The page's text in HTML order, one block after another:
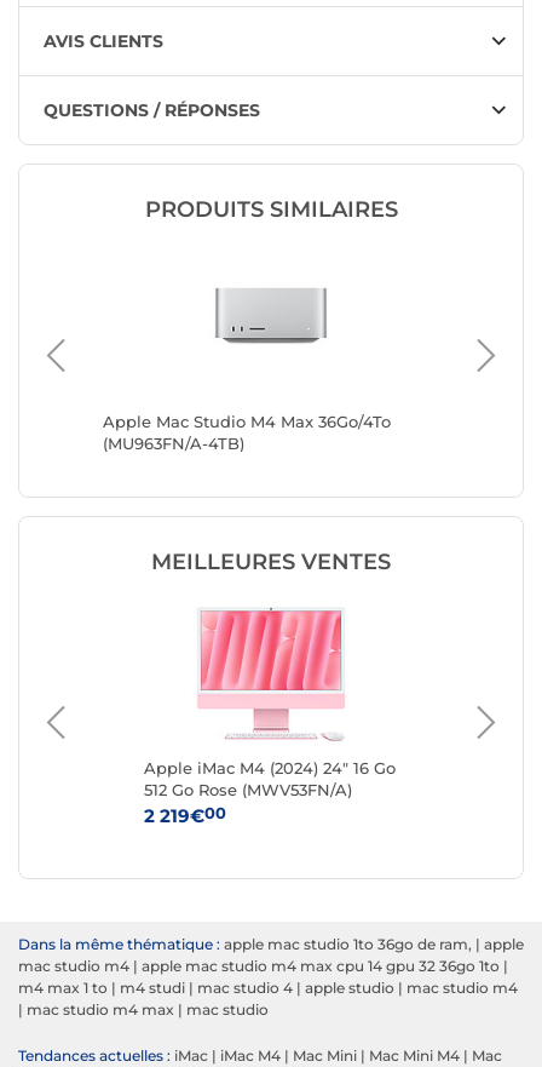
AVIS CLIENTS
QUESTIONS / RÉPONSES
PRODUITS SIMILAIRES
Apple Mac Studio M4 Max 36Go/4To
(MU963FN/A-4TB)
MEILLEURES VENTES
Apple iMac M4 (2024) 24" 16 Go
512 Go Rose (MWV53FN/A)
2 219€00
Dans la même thématique : apple mac studio 1to 36go de ram, | apple
mac studio m4 | apple mac studio m4 max cpu 14 gpu 32 36go 1to |
m4 max 1 to | m4 studi | mac studio 4 | apple studio | mac studio m4
| mac studio m4 max | mac studio
Tendances actuelles : iMac | iMac M4 | Mac Mini | Mac Mini M4 | Mac